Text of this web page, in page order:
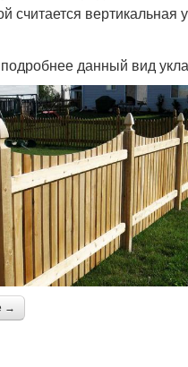
считается вертикальная
данный вид
→